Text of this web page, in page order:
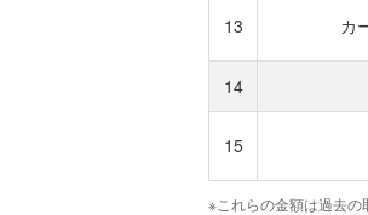
13 カ
14
15
※これらの金額は過去の